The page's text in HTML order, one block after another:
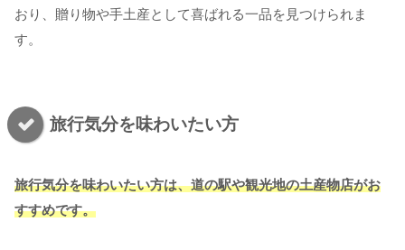
おり、贈り物や手土産として喜ばれる一品を見つけられま
す。
旅行気分を味わいたい方
旅行気分を味わいたい方は、道の駅や観光地の土産物店がお
すすめです。